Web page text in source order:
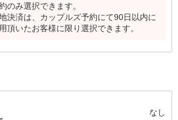
のみ選択できます。
決済は、カップルズ予約にて90日以内に
頂いたお客様に限り選択できます。
なし